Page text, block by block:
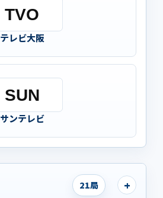
テレビ大阪
サンテレビ
21局